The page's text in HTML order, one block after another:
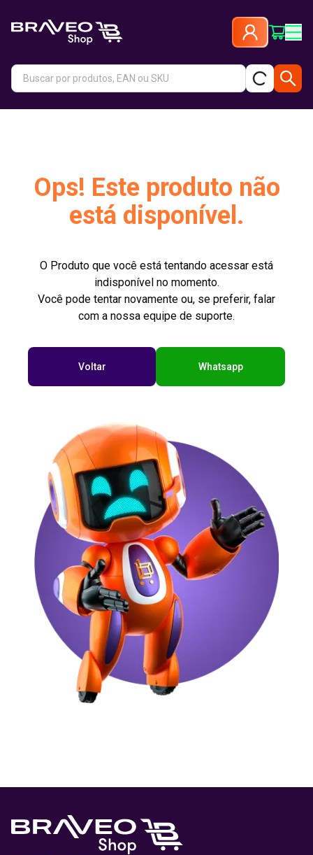
Ops! Este produto não
está disponível.
O Produto que você está tentando acessar está
indisponível no momento.
Você pode tentar novamente ou, se preferir, falar
com a nossa equipe de suporte.
Voltar Whatsapp